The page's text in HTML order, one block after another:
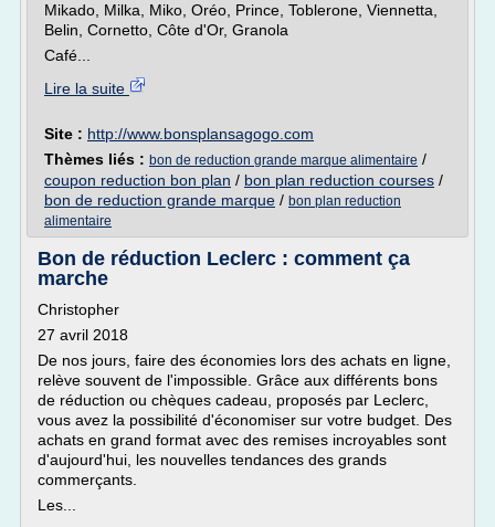
Mikado, Milka, Miko, Oréo, Prince, Toblerone, Viennetta,
Belin, Cornetto, Côte d'Or, Granola
Café...
Lire la suite
Site : http://www.bonsplansagogo.com
Thèmes liés : bon de reduction grande marque alimentaire /
coupon reduction bon plan / bon plan reduction courses /
bon de reduction grande marque / bon plan reduction
alimentaire
Bon de réduction Leclerc : comment ça
marche
Christopher
27 avril 2018
De nos jours, faire des économies lors des achats en ligne,
relève souvent de l'impossible. Grâce aux différents bons
de réduction ou chèques cadeau, proposés par Leclerc,
vous avez la possibilité d'économiser sur votre budget. Des
achats en grand format avec des remises incroyables sont
d'aujourd'hui, les nouvelles tendances des grands
commerçants.
Les...